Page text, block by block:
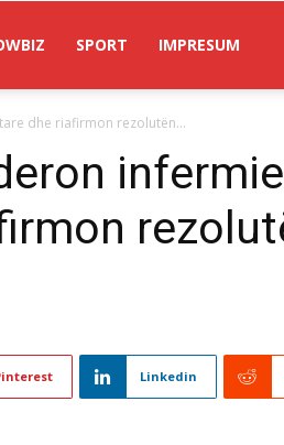
SPORT IMPRESUM
dhe riafirmon rezolutën...
Linkedin